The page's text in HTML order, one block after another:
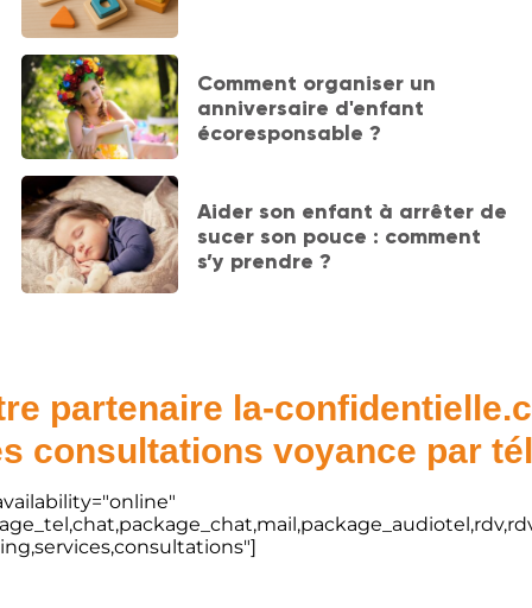
Comment organiser un
anniversaire d'enfant
écoresponsable ?
Aider son enfant à arrêter de
sucer son pouce : comment
s’y prendre ?
partenaire la-
consultations voyance par